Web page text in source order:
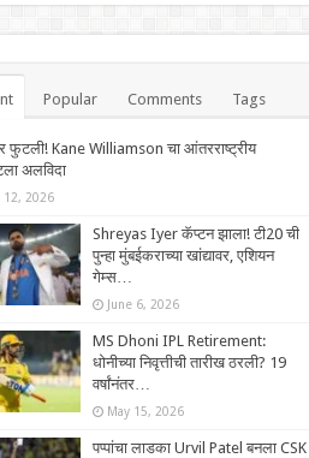
Popular Comments Tags
फुटली! Kane Williamson चा आंतरराष्ट्रीय
अलविदा
12, 2026
Shreyas Iyer कॅप्टन झाला! टी20 ची
पुन्हा मुंबईकराच्या खांद्यावर, एशियन
गेम्स…
June 6, 2026
MS Dhoni IPL Retirement:
धोनीच्या निवृत्तीची तारीख ठरली? 19
वर्षांनंतर…
May 15, 2026
पप्पांचा लाडका Urvil Patel बनला CSK